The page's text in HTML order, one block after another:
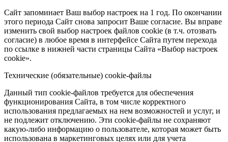
Сайт запоминает Ваш выбор настроек на 1 год. По окончании
этого периода Сайт снова запросит Ваше согласие. Вы вправе
изменить свой выбор настроек файлов cookie (в т.ч. отозвать
согласие) в любое время в интерфейсе Сайта путем перехода
по ссылке в нижней части страницы Сайта «Выбор настроек
cookie».
Технические (обязательные) cookie-файлы
Данный тип cookie-файлов требуется для обеспечения
функционирования Сайта, в том числе корректного
использования предлагаемых на нем возможностей и услуг, и
не подлежит отключению. Эти cookie-файлы не сохраняют
какую-либо информацию о пользователе, которая может быть
использована в маркетинговых целях или для учета